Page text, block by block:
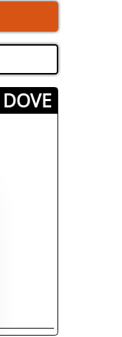
­DOVE